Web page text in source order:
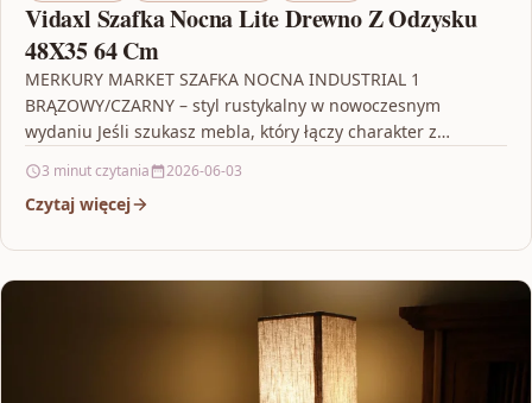
Vidaxl Szafka Nocna Lite Drewno Z Odzysku
48X35 64 Cm
MERKURY MARKET SZAFKA NOCNA INDUSTRIAL 1
BRĄZOWY/CZARNY – styl rustykalny w nowoczesnym
wydaniu Jeśli szukasz mebla, który łączy charakter z
3 minut czytania 2026-06-03
Czytaj więcej